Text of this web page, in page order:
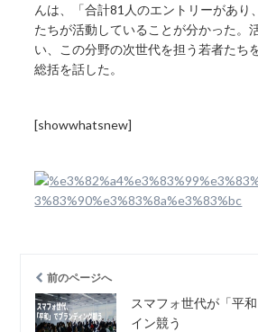
んは、「合計81人のエントリーがあり
たちが活動していることが分かった。
い、この分野の次世代を担う若者たち
総括を話した。
[showwhatsnew]
前のページへ
スマフォ世代が「平
イン競う